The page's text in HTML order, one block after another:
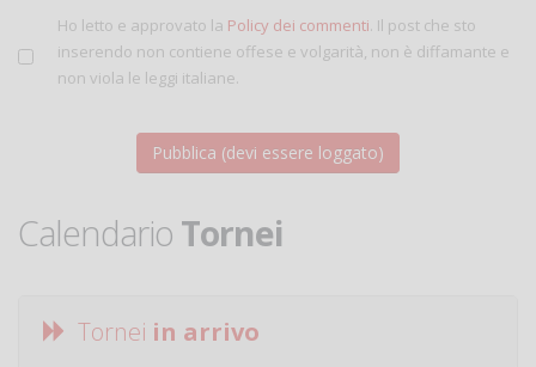
Ho letto e approvato la Policy dei commenti. Il post che sto
inserendo non contiene offese e volgarità, non è diffamante e
non viola le leggi italiane.
Calendario Tornei
Tornei in arrivo